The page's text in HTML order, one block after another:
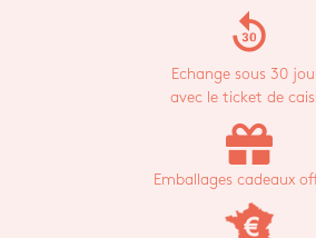
replay_30
Echange sous 30
avec le ticket de
Emballages cadeaux